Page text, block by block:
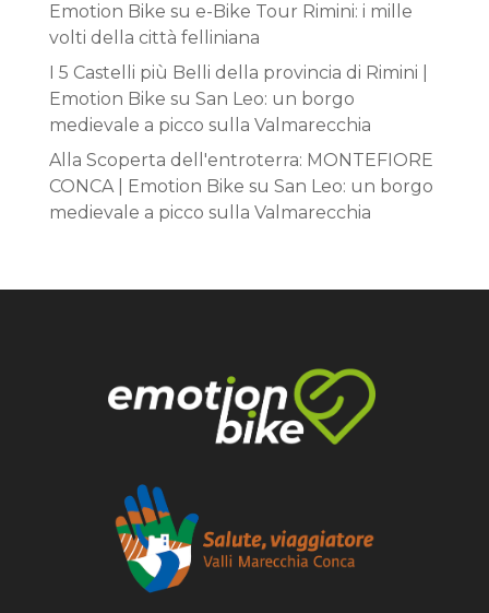
Emotion Bike su e-Bike Tour Rimini: i mille
volti della città felliniana
I 5 Castelli più Belli della provincia di Rimini |
Emotion Bike su San Leo: un borgo
medievale a picco sulla Valmarecchia
Alla Scoperta dell'entroterra: MONTEFIORE
CONCA | Emotion Bike su San Leo: un borgo
medievale a picco sulla Valmarecchia